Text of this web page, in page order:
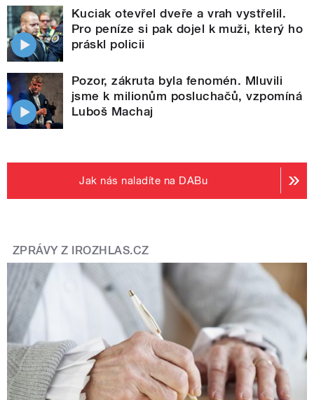
Kuciak otevřel dveře a vrah vystřelil.
Pro peníze si pak dojel k muži, který ho
práskl policii
Pozor, zákruta byla fenomén. Mluvili
jsme k milionům posluchačů, vzpomíná
Luboš Machaj
Jak nás naladíte na DABu
ZPRÁVY Z IROZHLAS.CZ